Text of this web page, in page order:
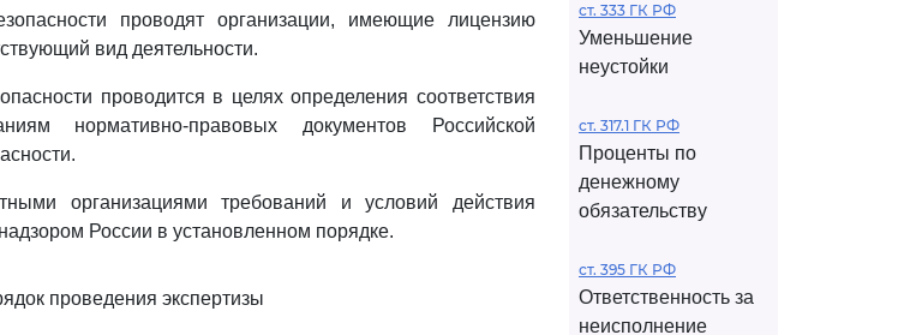
проводят организации, имеющие лицензию
вид деятельности.
проводится в целях определения соответствия
нормативно-правовых документов Российской
организациями требований и условий действия
России в установленном порядке.
проведения экспертизы
ст. 333 ГК РФ
Уменьшение
неустойки
ст. 317.1 ГК РФ
Проценты по
денежному
обязательству
ст. 395 ГК РФ
Ответственность за
неисполнение